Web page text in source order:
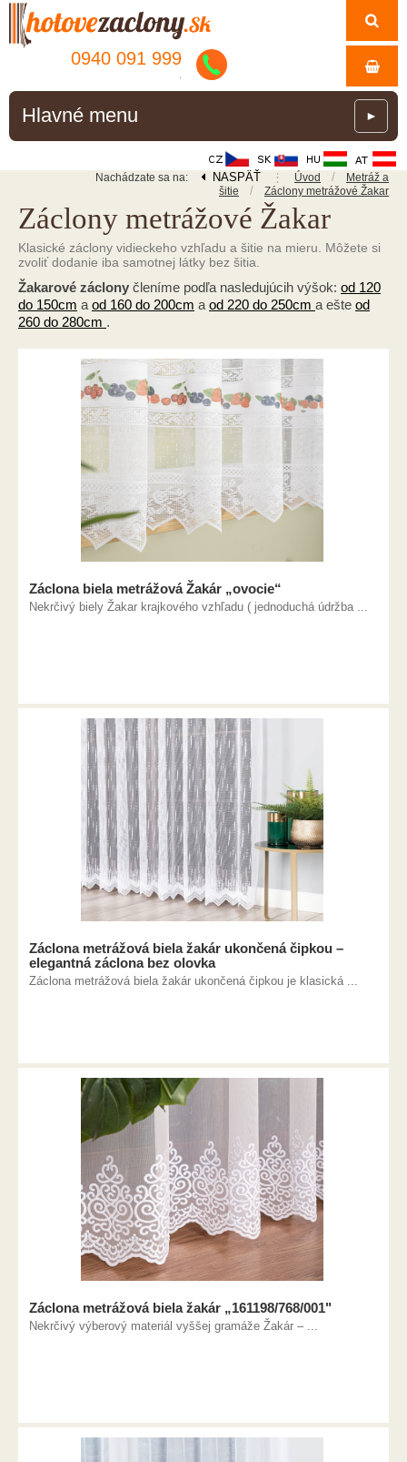
0940 091 999
Hlavné menu ►
Nachádzate sa na: NASPÄŤ ⋮ Úvod /
Metráž a
šitie
/ Záclony metrážové Žakar
Záclony metrážové Žakar
Klasické záclony vidieckeho vzhľadu a šitie na mieru. Môžete si
zvoliť dodanie iba samotnej látky bez šitia.
Žakarové záclony členíme podľa nasledujúcih výšok: od 120
do 150cm a od 160 do 200cm a od 220 do 250cm a ešte od
260 do 280cm .
Záclona biela metrážová Žakár „ovocie“
Nekrčivý biely Žakar krajkového vzhľadu ( jednoduchá údržba ...
Záclona metrážová biela žakár ukončená čipkou –
elegantná záclona bez olovka
Záclona metrážová biela žakár ukončená čipkou je klasická ...
Záclona metrážová biela žakár „161198/768/001"
Nekrčivý výberový materiál vyššej gramáže Žakár – ...